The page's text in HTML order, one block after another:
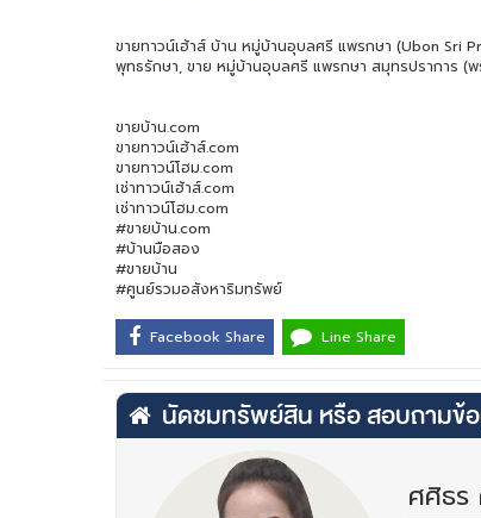
ขายทาวน์เฮ้าส์ บ้าน หมู่บ้านอุบลศรี แพรกษา (Ubon Sri
พุทธรักษา, ขาย หมู่บ้านอุบลศรี แพรกษา สมุทรปราการ (
ขายบ้าน.com
ขายทาวน์เฮ้าส์.com
ขายทาวน์โฮม.com
เช่าทาวน์เฮ้าส์.com
เช่าทาวน์โฮม.com
#ขายบ้าน.com
#บ้านมือสอง
#ขายบ้าน
#ศูนย์รวมอสังหาริมทรัพย์
Facebook Share Line Share
นัดชมทรัพย์สิน หรือ สอบถามข้
ศศิธ